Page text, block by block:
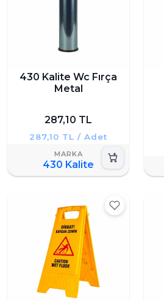
430 Kalite Wc Fırça
Metal
287,10 TL
287,10 TL / Adet
430 Kalite